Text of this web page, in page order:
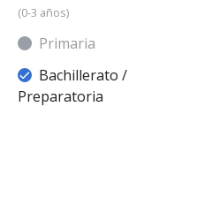
(0-3 años)
Primaria
Bachillerato /
Preparatoria